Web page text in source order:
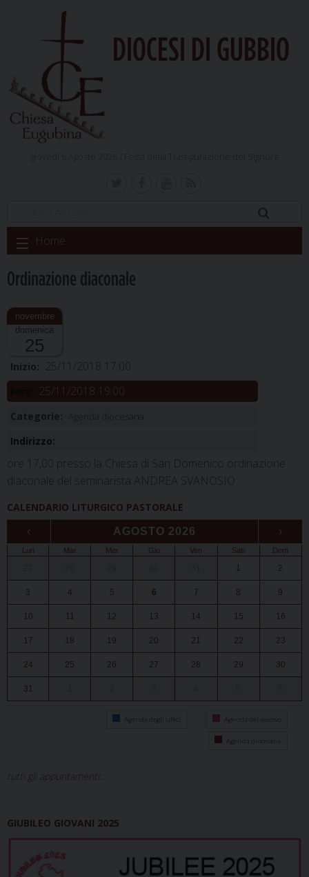
DIOCESI DI GUBBIO
Skip
to
Home
Ordinazione diaconale
domenica
25
Inizio: 25/11/2018 17:00
25/11/2018 19:00
Categorie:
Indirizzo:
ore 17,00 presso la Chiesa di San Domenico ordinazione
diaconale del seminarista ANDREA SVANOSIO
CALENDARIO LITURGICO PASTORALE
‹ AGOSTO 2026 ›
Lun Mar Mer Gio Ven Sab Dom
1 2
3 4 5 6 7 8 9
10 11 12 13 14 15 16
17 18 19 20 21 22 23
24 25 26 27 28 29 30
31
Agenda degli uffici Agenda del vescovo
Agenda diocesana
tutti gli appuntamenti...
GIUBILEO GIOVANI 2025